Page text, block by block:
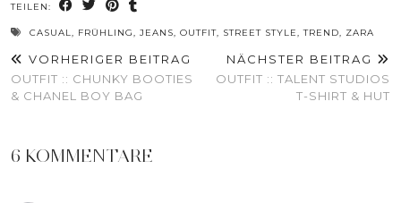
TEILEN:
CASUAL, FRÜHLING, JEANS, OUTFIT, STREET STYLE,TREND, ZARA
VORHERIGER BEITRAG
OUTFIT :: CHUNKY BOOTIES
& CHANEL BOY BAG
NÄCHSTER BEITRAG
OUTFIT :: TALENT STUDIOS
T-SHIRT & HUT
6 KOMMENTARE